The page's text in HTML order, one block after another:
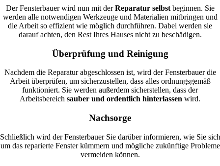
Der Fensterbauer wird nun mit derReparatur selbstbeginnen. Sie
werden alle notwendigen Werkzeuge und Materialien mitbringen und
die Arbeit so effizient wie möglich durchführen. Dabei werden sie
darauf achten, den Rest Ihres Hauses nicht zu beschädigen.
Überprüfung und Reinigung
Nachdem die Reparatur abgeschlossen ist, wird der Fensterbauer die
Arbeit überprüfen, um sicherzustellen, dass alles ordnungsgemäß
funktioniert. Sie werden außerdem sicherstellen, dass der
Arbeitsbereich sauber und ordentlich hinterlassen wird.
Nachsorge
Schließlich wird der Fensterbauer Sie darüber informieren, wie Sie sich
um das reparierte Fenster kümmern und mögliche zukünftige Probleme
vermeiden können.